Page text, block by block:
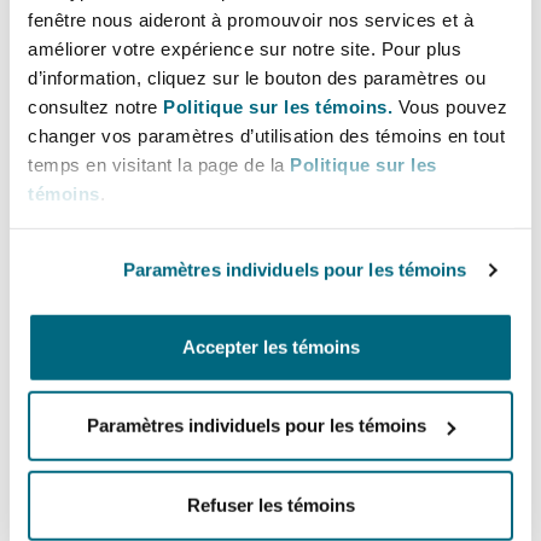
fenêtre nous aideront à promouvoir nos services et à
améliorer votre expérience sur notre site. Pour plus
d’information, cliquez sur le bouton des paramètres ou
consultez notre Politique sur les témoins. Vous pouvez
changer vos paramètres d’utilisation des témoins en tout
temps en visitant la page de la Politique sur les
témoins.
Paramètres individuels pour les témoins
Accepter les témoins
Paramètres individuels pour les témoins
Refuser les témoins
Entretien, réparation et
Droit aérien commercial
Satellites et espace
Couverture d’assurance
Responsabilité du fabricant
produits
Bator
York
County
The St Botolph Building
Bulletins
Lignes directes
+65 6544 6535
+65 98238235
heather.lim@clasisllc.com
Bureau principal
Singapore
+65 6544 6501
Régions couvertes